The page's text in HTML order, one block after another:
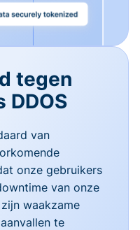
tegen
DDOS
van
onze gebruikers
van onze
waakzame
te